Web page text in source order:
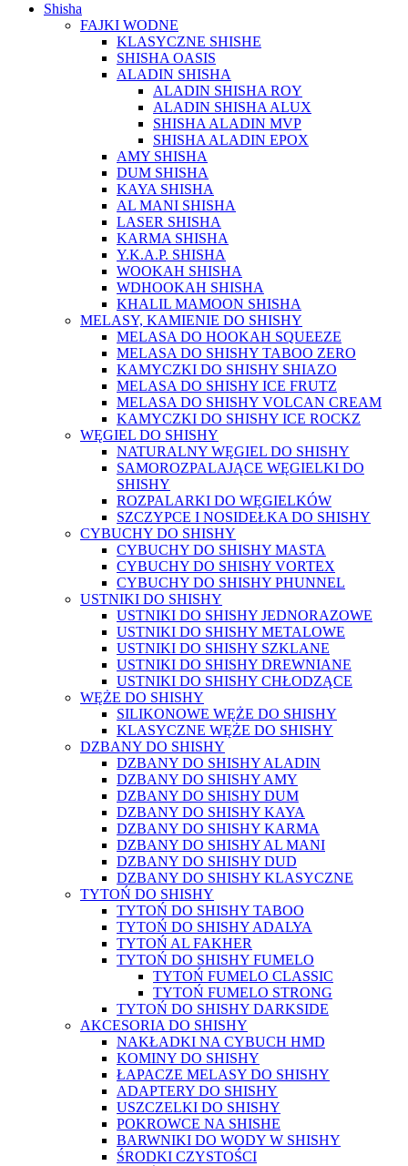
Shisha
FAJKI WODNE
KLASYCZNE SHISHE
SHISHA OASIS
ALADIN SHISHA
ALADIN SHISHA ROY
ALADIN SHISHA ALUX
SHISHA ALADIN MVP
SHISHA ALADIN EPOX
AMY SHISHA
DUM SHISHA
KAYA SHISHA
AL MANI SHISHA
LASER SHISHA
KARMA SHISHA
Y.K.A.P. SHISHA
WOOKAH SHISHA
WDHOOKAH SHISHA
KHALIL MAMOON SHISHA
MELASY, KAMIENIE DO SHISHY
MELASA DO HOOKAH SQUEEZE
MELASA DO SHISHY TABOO ZERO
KAMYCZKI DO SHISHY SHIAZO
MELASA DO SHISHY ICE FRUTZ
MELASA DO SHISHY VOLCAN CREAM
KAMYCZKI DO SHISHY ICE ROCKZ
WĘGIEL DO SHISHY
NATURALNY WĘGIEL DO SHISHY
SAMOROZPALAJĄCE WĘGIELKI DO
SHISHY
ROZPALARKI DO WĘGIELKÓW
SZCZYPCE I NOSIDEŁKA DO SHISHY
CYBUCHY DO SHISHY
CYBUCHY DO SHISHY MASTA
CYBUCHY DO SHISHY VORTEX
CYBUCHY DO SHISHY PHUNNEL
USTNIKI DO SHISHY
USTNIKI DO SHISHY JEDNORAZOWE
USTNIKI DO SHISHY METALOWE
USTNIKI DO SHISHY SZKLANE
USTNIKI DO SHISHY DREWNIANE
USTNIKI DO SHISHY CHŁODZĄCE
WĘŻE DO SHISHY
SILIKONOWE WĘŻE DO SHISHY
KLASYCZNE WĘŻE DO SHISHY
DZBANY DO SHISHY
DZBANY DO SHISHY ALADIN
DZBANY DO SHISHY AMY
DZBANY DO SHISHY DUM
DZBANY DO SHISHY KAYA
DZBANY DO SHISHY KARMA
DZBANY DO SHISHY AL MANI
DZBANY DO SHISHY DUD
DZBANY DO SHISHY KLASYCZNE
TYTOŃ DO SHISHY
TYTOŃ DO SHISHY TABOO
TYTOŃ DO SHISHY ADALYA
TYTOŃ AL FAKHER
TYTOŃ DO SHISHY FUMELO
TYTOŃ FUMELO CLASSIC
TYTOŃ FUMELO STRONG
TYTOŃ DO SHISHY DARKSIDE
AKCESORIA DO SHISHY
NAKŁADKI NA CYBUCH HMD
KOMINY DO SHISHY
ŁAPACZE MELASY DO SHISHY
ADAPTERY DO SHISHY
USZCZELKI DO SHISHY
POKROWCE NA SHISHE
BARWNIKI DO WODY W SHISHY
ŚRODKI CZYSTOŚCI